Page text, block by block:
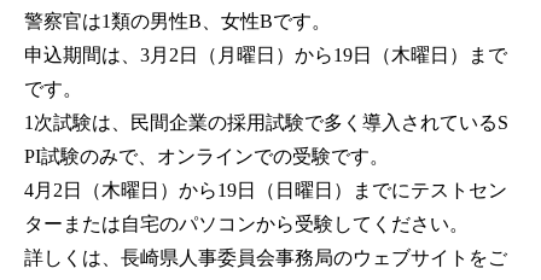
警察官は1類の男性B、女性Bです。
申込期間は、3月2日（月曜日）から19日（木曜日）まで
です。
1次試験は、民間企業の採用試験で多く導入されているS
PI試験のみで、オンラインでの受験です。
4月2日（木曜日）から19日（日曜日）までにテストセン
ターまたは自宅のパソコンから受験してください。
詳しくは、長崎県人事委員会事務局のウェブサイトをご